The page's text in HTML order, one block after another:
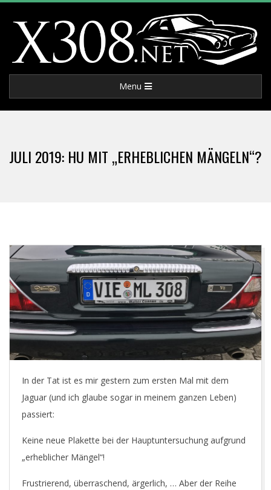
content
X
3
0
8
N
E
T
Navigation
Menu
JULI 2019: HU MIT „ERHEBLICHEN MÄNGELN“?
In der Tat ist es mir gestern zum ersten Mal mit dem
Jaguar (und ich glaube sogar in meinem ganzen Leben)
passiert:
Keine neue Plakette bei der Hauptuntersuchung aufgrund
„erheblicher Mängel“!
Frustrierend, überraschend, ärgerlich, … Aber der Reihe